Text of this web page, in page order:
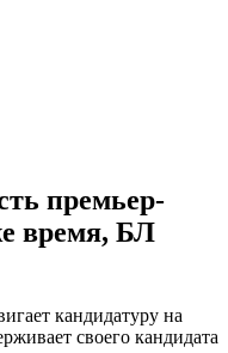
премьер-
время, БЛ
кандидатуру на
своего кандидата